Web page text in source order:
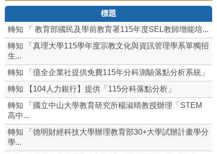
心理測驗
生涯輔導
生命教育
家庭教育
標題
轉知 「 教育部國民及學前教育署115年度SEL教師增能培...
轉知 「真理大學115學年度宗教文化與資訊管理學系單獨招
生...
轉知 「億全企業社提供免費115年分科測驗落點分析系統」
轉知 【104人力銀行】提供「115分科落點分析」
轉知 「國立中山大學教育研究所楊淑晴教授辦理「STEM
高中...
轉知 「德明財經科技大學辦理教育部30+大學試辦計畫學分
學...